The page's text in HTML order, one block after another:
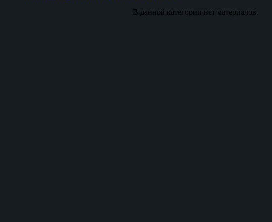
В данной категории нет материалов.